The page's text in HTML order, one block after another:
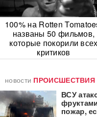
100% на Rotten
названы 50 фильмов,
которые покорили всех
критиков
новости ПРОИСШЕСТВИЯ
ВСУ
пожар,